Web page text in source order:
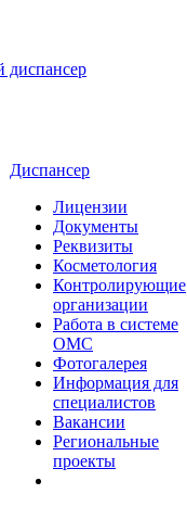
Диспансер
Лицензии
Документы
Реквизиты
Косметология
Контролирующие
организации
Работа в системе
ОМС
Фотогалерея
Информация для
специалистов
Вакансии
Региональные
проекты